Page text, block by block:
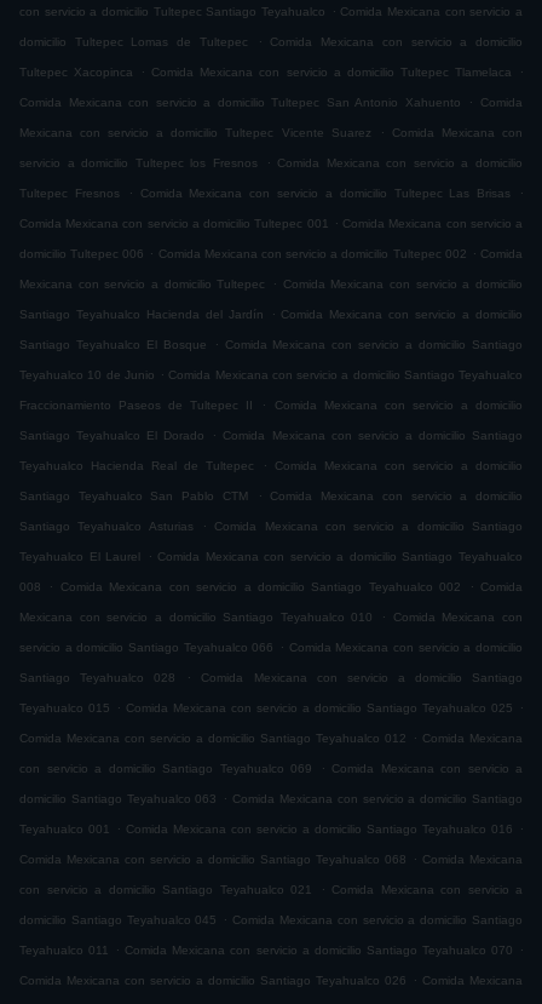
con servicio a domicilio Tultepec Santiago Teyahualco . Comida Mexicana con servicio a
domicilio Tultepec Lomas de Tultepec . Comida Mexicana con servicio a domicilio
Tultepec Xacopinca . Comida Mexicana con servicio a domicilio Tultepec Tlamelaca .
Comida Mexicana con servicio a domicilio Tultepec San Antonio Xahuento . Comida
Mexicana con servicio a domicilio Tultepec Vicente Suarez . Comida Mexicana con
servicio a domicilio Tultepec los Fresnos . Comida Mexicana con servicio a domicilio
Tultepec Fresnos . Comida Mexicana con servicio a domicilio Tultepec Las Brisas .
Comida Mexicana con servicio a domicilio Tultepec 001 . Comida Mexicana con servicio a
domicilio Tultepec 006 . Comida Mexicana con servicio a domicilio Tultepec 002 . Comida
Mexicana con servicio a domicilio Tultepec . Comida Mexicana con servicio a domicilio
Santiago Teyahualco Hacienda del Jardín . Comida Mexicana con servicio a domicilio
Santiago Teyahualco El Bosque . Comida Mexicana con servicio a domicilio Santiago
Teyahualco 10 de Junio . Comida Mexicana con servicio a domicilio Santiago Teyahualco
Fraccionamiento Paseos de Tultepec II . Comida Mexicana con servicio a domicilio
Santiago Teyahualco El Dorado . Comida Mexicana con servicio a domicilio Santiago
Teyahualco Hacienda Real de Tultepec . Comida Mexicana con servicio a domicilio
Santiago Teyahualco San Pablo CTM . Comida Mexicana con servicio a domicilio
Santiago Teyahualco Asturias . Comida Mexicana con servicio a domicilio Santiago
Teyahualco El Laurel . Comida Mexicana con servicio a domicilio Santiago Teyahualco
008 . Comida Mexicana con servicio a domicilio Santiago Teyahualco 002 . Comida
Mexicana con servicio a domicilio Santiago Teyahualco 010 . Comida Mexicana con
servicio a domicilio Santiago Teyahualco 066 . Comida Mexicana con servicio a domicilio
Santiago Teyahualco 028 . Comida Mexicana con servicio a domicilio Santiago
Teyahualco 015 . Comida Mexicana con servicio a domicilio Santiago Teyahualco 025 .
Comida Mexicana con servicio a domicilio Santiago Teyahualco 012 . Comida Mexicana
con servicio a domicilio Santiago Teyahualco 069 . Comida Mexicana con servicio a
domicilio Santiago Teyahualco 063 . Comida Mexicana con servicio a domicilio Santiago
Teyahualco 001 . Comida Mexicana con servicio a domicilio Santiago Teyahualco 016 .
Comida Mexicana con servicio a domicilio Santiago Teyahualco 068 . Comida Mexicana
con servicio a domicilio Santiago Teyahualco 021 . Comida Mexicana con servicio a
domicilio Santiago Teyahualco 045 . Comida Mexicana con servicio a domicilio Santiago
Teyahualco 011 . Comida Mexicana con servicio a domicilio Santiago Teyahualco 070 .
Comida Mexicana con servicio a domicilio Santiago Teyahualco 026 . Comida Mexicana